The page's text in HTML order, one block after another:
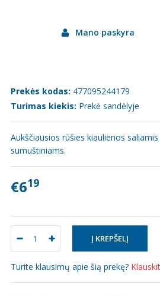
Mano paskyra
500G
Prekės kodas: 477095244179
Turimas kiekis: Prekė sandėlyje
Aukščiausios rūšies kiaulienos
sumuštiniams.
€619
Turite klausimų apie šią prekę?